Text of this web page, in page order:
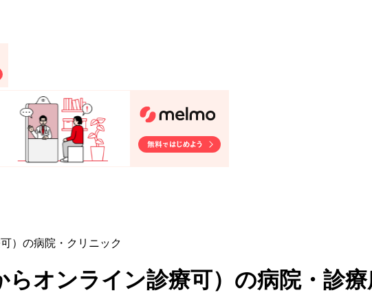
）の病院・クリニック
らオンライン診療可） の病院・診療